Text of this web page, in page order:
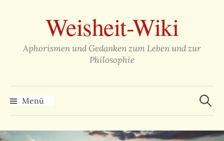
überspringenWeisheit-Wiki
Aphorismen und Gedanken zum Leben und zur
Philosophie
Menü
Suchen
nach: